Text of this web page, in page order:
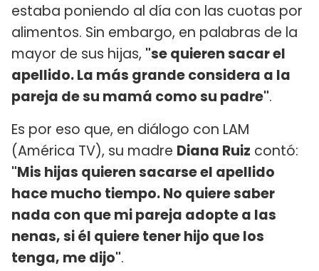
estaba poniendo al día con las cuotas por
alimentos. Sin embargo, en palabras de la
mayor de sus hijas, "se quieren sacar el
apellido. La más grande considera a la
pareja de su mamá como su padre".
Es por eso que, en diálogo con LAM
(América TV), su madre Diana Ruiz contó:
"Mis hijas quieren sacarse el apellido
hace mucho tiempo. No quiere saber
nada con que mi pareja adopte a las
nenas, si él quiere tener hijo que los
tenga, me dijo".